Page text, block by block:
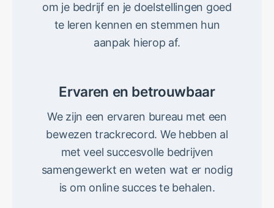
om je bedrijf en je doelstellingen goed
te leren kennen en stemmen hun
aanpak hierop af.
Ervaren en betrouwbaar
We zijn een ervaren bureau met een
bewezen trackrecord. We hebben al
met veel succesvolle bedrijven
samengewerkt en weten wat er nodig
is om online succes te behalen.